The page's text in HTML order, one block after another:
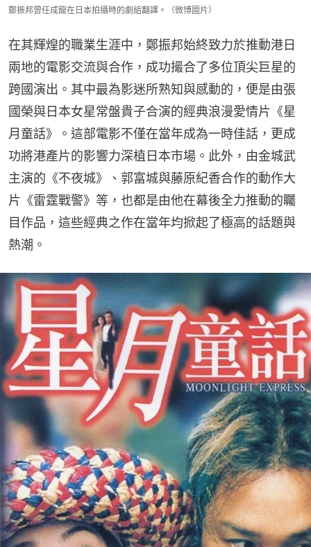
鄭振邦曾任成龍在日本拍攝時的劇組翻譯。（微博圖片）
在其輝煌的職業生涯中，鄭振邦始終致力於推動港日
兩地的電影交流與合作，成功撮合了多位頂尖巨星的
跨國演出。其中最為影迷所熟知與感動的，便是由張
國榮與日本女星常盤貴子合演的經典浪漫愛情片《星
月童話》。這部電影不僅在當年成為一時佳話，更成
功將港產片的影響力深植日本市場。此外，由金城武
主演的《不夜城》、郭富城與藤原紀香合作的動作大
片《雷霆戰警》等，也都是由他在幕後全力推動的矚
目作品，這些經典之作在當年均掀起了極高的話題與
熱潮。